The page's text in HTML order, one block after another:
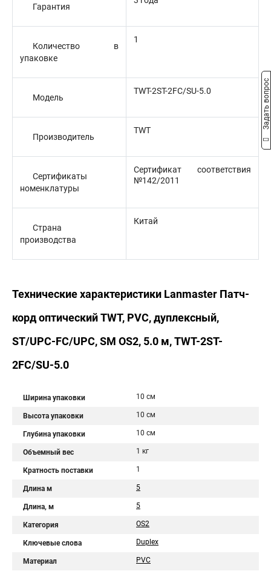
Гарантия
Количество в
упаковке
1
Модель
TWT-2ST-2FC/SU-5.0
Производитель
TWT
Сертификаты
номенклатуры
Сертификат соответствия
№142/2011
Страна
производства
Китай
Технические характеристики Lanmaster Патч-
корд оптический TWT, PVC, дуплексный,
ST/UPC-FC/UPC, SM OS2, 5.0 м, TWT-2ST-
2FC/SU-5.0
Ширина упаковки 10 см
Высота упаковки 10 см
Глубина упаковки 10 см
Объемный вес 1 кг
Кратность поставки 1
Длина м 5
Длина, м 5
Категория OS2
Ключевые слова Duplex
Материал PVC
Задать вопрос